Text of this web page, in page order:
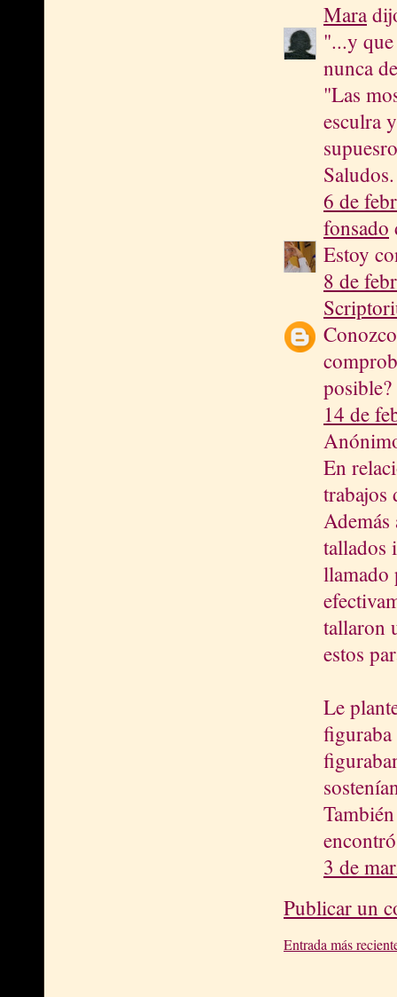
Mara
"...y
nunca
"Las
esculra
Saludos.
6 de
fonsado
Estoy
8 de
14 de
En
trabajos
tallados
llamado
tallaron
estos
Le
figuraba
3 de
Publicar un
Entrada más